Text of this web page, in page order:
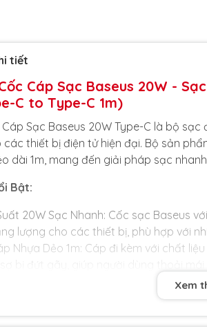
tiết
Cáp Sạc Baseus 20W -
C to Type-C 1m)
Sạc Baseus 20W Type-C là bộ
các thiết bị điện tử hiện đại. Bộ sản
dài 1m, mang đến giải pháp sạc
Bật:
20W Sạc Nhanh: Cốc sạc Baseus
lượng cho các thiết bị, phù hợp với
Nhựa Dẻo 1m: Cáp đi kèm với chất
Chân Cắm Dẹp: Thiết kế chân cắm
ổ điện khác nhau mà không bị
Sạc: Tích hợp các chức năng bảo vệ
Xem